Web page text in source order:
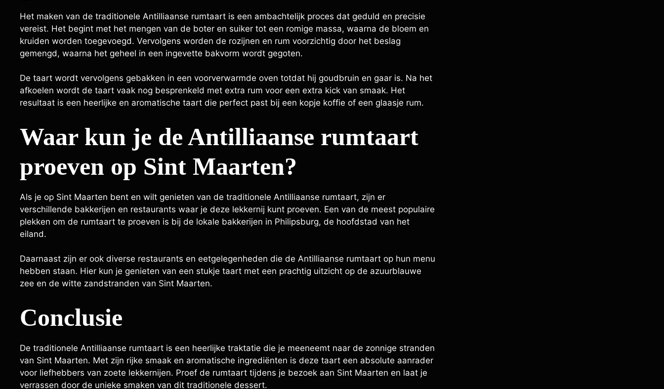
Het maken van de traditionele Antilliaanse rumtaart is een ambachtelijk proces dat geduld en precisie
vereist. Het begint met het mengen van de boter en suiker tot een romige massa, waarna de bloem en
kruiden worden toegevoegd. Vervolgens worden de rozijnen en rum voorzichtig door het beslag
gemengd, waarna het geheel in een ingevette bakvorm wordt gegoten.
De taart wordt vervolgens gebakken in een voorverwarmde oven totdat hij goudbruin en gaar is. Na het
afkoelen wordt de taart vaak nog besprenkeld met extra rum voor een extra kick van smaak. Het
resultaat is een heerlijke en aromatische taart die perfect past bij een kopje koffie of een glaasje rum.
Waar kun je de Antilliaanse rumtaart
proeven op Sint Maarten?
Als je op Sint Maarten bent en wilt genieten van de traditionele Antilliaanse rumtaart, zijn er
verschillende bakkerijen en restaurants waar je deze lekkernij kunt proeven. Een van de meest populaire
plekken om de rumtaart te proeven is bij de lokale bakkerijen in Philipsburg, de hoofdstad van het
eiland.
Daarnaast zijn er ook diverse restaurants en eetgelegenheden die de Antilliaanse rumtaart op hun menu
hebben staan. Hier kun je genieten van een stukje taart met een prachtig uitzicht op de azuurblauwe
zee en de witte zandstranden van Sint Maarten.
Conclusie
De traditionele Antilliaanse rumtaart is een heerlijke traktatie die je meeneemt naar de zonnige stranden
van Sint Maarten. Met zijn rijke smaak en aromatische ingrediënten is deze taart een absolute aanrader
voor liefhebbers van zoete lekkernijen. Proef de rumtaart tijdens je bezoek aan Sint Maarten en laat je
verrassen door de unieke smaken van dit traditionele dessert.